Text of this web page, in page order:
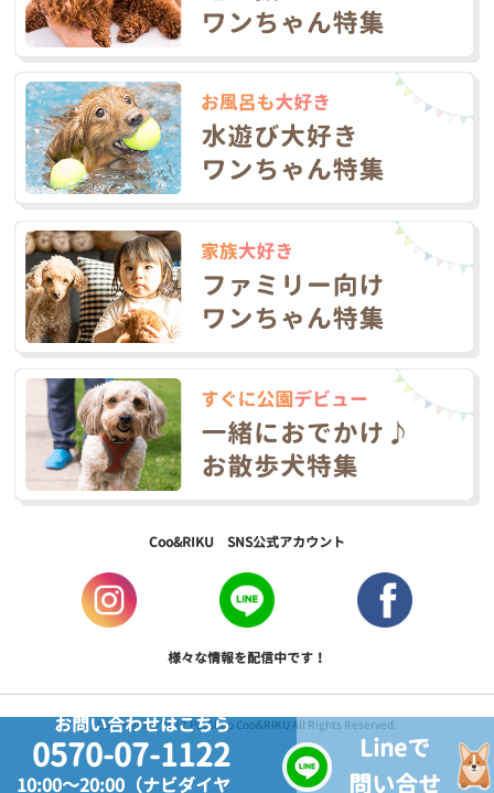
お問い合わせはこちら
0570-07-1122
10:00～20:00（ナビダイヤ
Lineで
問い合せ
Coo&RIKU SNS公式アカウント
様々な情報を配信中です！
Copyright © 2017 PetShop Coo&RIKU All Rights Reserved.